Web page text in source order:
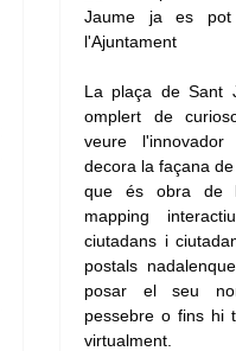
La plaça de Sant
omplert de
veure
decora la façana
que és obra de
mapping
ciutadans i
postals
posar el seu
pessebre o fins hi
virtualment.